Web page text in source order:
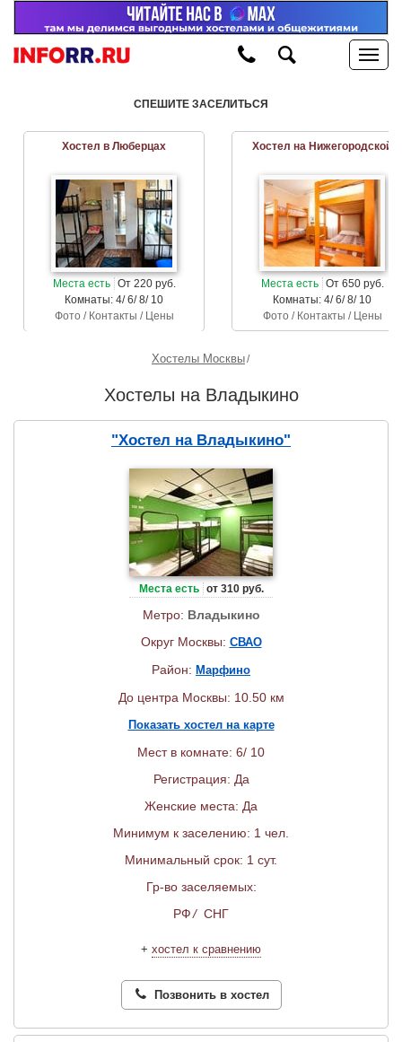
СПЕШИТЕ ЗАСЕЛИТЬСЯ
Хостел в Люберцах
Места есть От 220 руб.
Комнаты: 4/ 6/ 8/ 10
Фото / Контакты / Цены
Хостел на Нижегородской
Места есть От 650 руб.
Комнаты: 4/ 6/ 8/ 10
Фото / Контакты / Цены
Хостелы Москвы
Хостелы на Владыкино
"Хостел на Владыкино"
Места есть от 310 руб.
Метро: Владыкино
Округ Москвы: СВАО
Район: Марфино
До центра Москвы: 10.50 км
Показать хостел на карте
Мест в комнате: 6/ 10
Регистрация: Да
Женские места: Да
Минимум к заселению: 1 чел.
Минимальный срок: 1 сут.
Гр-во заселяемых:
РФ/ СНГ
+ хостел к сравнению
Позвонить в хостел